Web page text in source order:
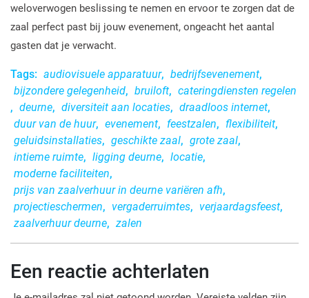
weloverwogen beslissing te nemen en ervoor te zorgen dat de
zaal perfect past bij jouw evenement, ongeacht het aantal
gasten dat je verwacht.
Tags: audiovisuele apparatuur, bedrijfsevenement,
bijzondere gelegenheid, bruiloft, cateringdiensten regelen
, deurne, diversiteit aan locaties, draadloos internet,
duur van de huur, evenement, feestzalen, flexibiliteit,
geluidsinstallaties, geschikte zaal, grote zaal,
intieme ruimte, ligging deurne, locatie,
moderne faciliteiten,
prijs van zaalverhuur in deurne variëren afh,
projectieschermen, vergaderruimtes, verjaardagsfeest,
zaalverhuur deurne, zalen
Een reactie achterlaten